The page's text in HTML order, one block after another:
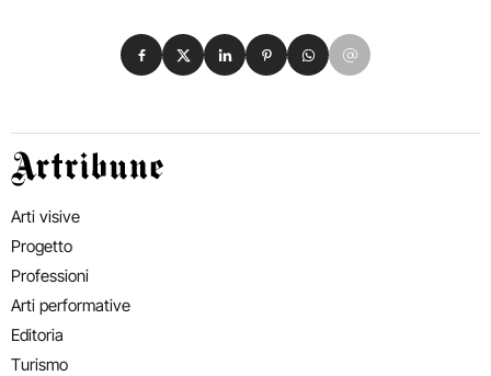
Condividi su Facebook
Condividi su X
Condividi su LinkedIn
Condividi su Pinterest
Condividi su WhatsApp
Condividi su Email
Artribune
Arti visive
Progetto
Professioni
Arti performative
Editoria
Turismo